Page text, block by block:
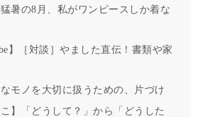
猛暑の8月、私がワンピースしか着な
】［対談］やました直伝！書類や家
なモノを大切に扱うための、片づけ
こ】「どうして？」から「どうした